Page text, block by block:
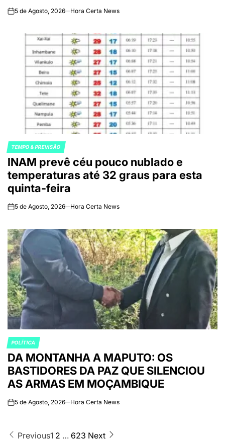
on5 de Agosto, 2026 Hora Certa News
POSTED
IN
TEMPO & PREVISÃO
INAM prevê céu pouco nublado e
temperaturas até 32 graus para esta
quinta-feira
on5 de Agosto, 2026 Hora Certa News
POSTED
IN
POLÍTICA
DA MONTANHA A MAPUTO: OS
BASTIDORES DA PAZ QUE SILENCIOU
AS ARMAS EM MOÇAMBIQUE
on5 de Agosto, 2026 Hora Certa News
Previous1 2 … 623 Next